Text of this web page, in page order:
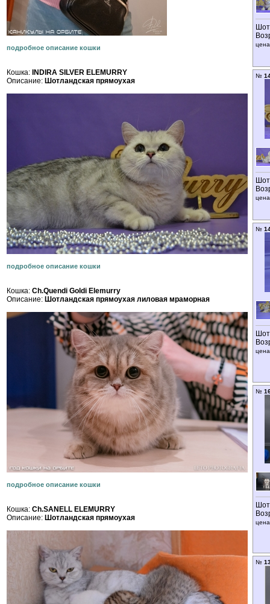
подробное описание кошки
Кошка: INDIRA SILVER ELEMURRY
Описание: Шотландская прямоухая
подробное описание кошки
Кошка: Ch.Quendi Goldi Elemurry
Описание: Шотландская прямоухая лиловая мраморная
подробное описание кошки
Кошка: Ch.SANELL ELEMURRY
Описание: Шотландская прямоухая
№
№
№
№